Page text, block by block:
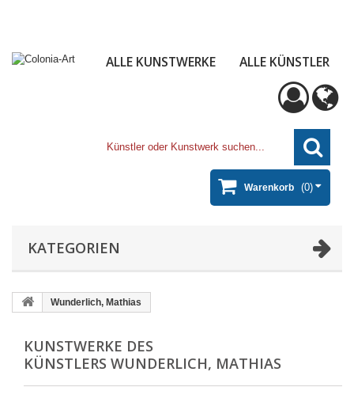
ALLE KUNSTWERKE ALLE KÜNSTLER
Warenkorb (0)
KATEGORIEN
Wunderlich, Mathias
KUNSTWERKE DES
KÜNSTLERS WUNDERLICH, MATHIAS